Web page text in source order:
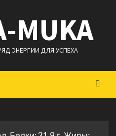
MUKA
ЭНЕРГИИ ДЛЯ УСПЕХА